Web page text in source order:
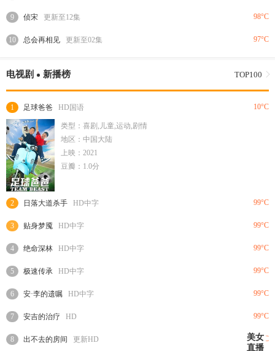
9 侦宋 更新至12集 98°C
10 总会再相见 更新至02集 97°C
电视剧 新播榜 TOP100
1 足球爸爸 HD国语 10°C
类型：喜剧,儿童,运动,剧情
地区：中国大陆
上映：2021
豆瓣：1.0分
2 日落大道杀手 HD中字 99°C
3 贴身梦魇 HD中字 99°C
4 绝命深林 HD中字 99°C
5 极速传承 HD中字 99°C
6 安·李的遗嘱 HD中字 99°C
7 安吉的治疗 HD 99°C
8 出不去的房间 更新HD 99°C
美女
直播